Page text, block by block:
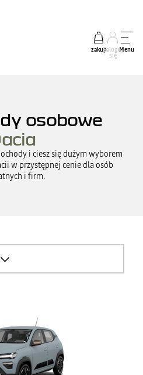
zakupZaloguj
się
Menu
osobowe
i ciesz się dużym wyborem
w przystępnej cenie dla osób
i firm.